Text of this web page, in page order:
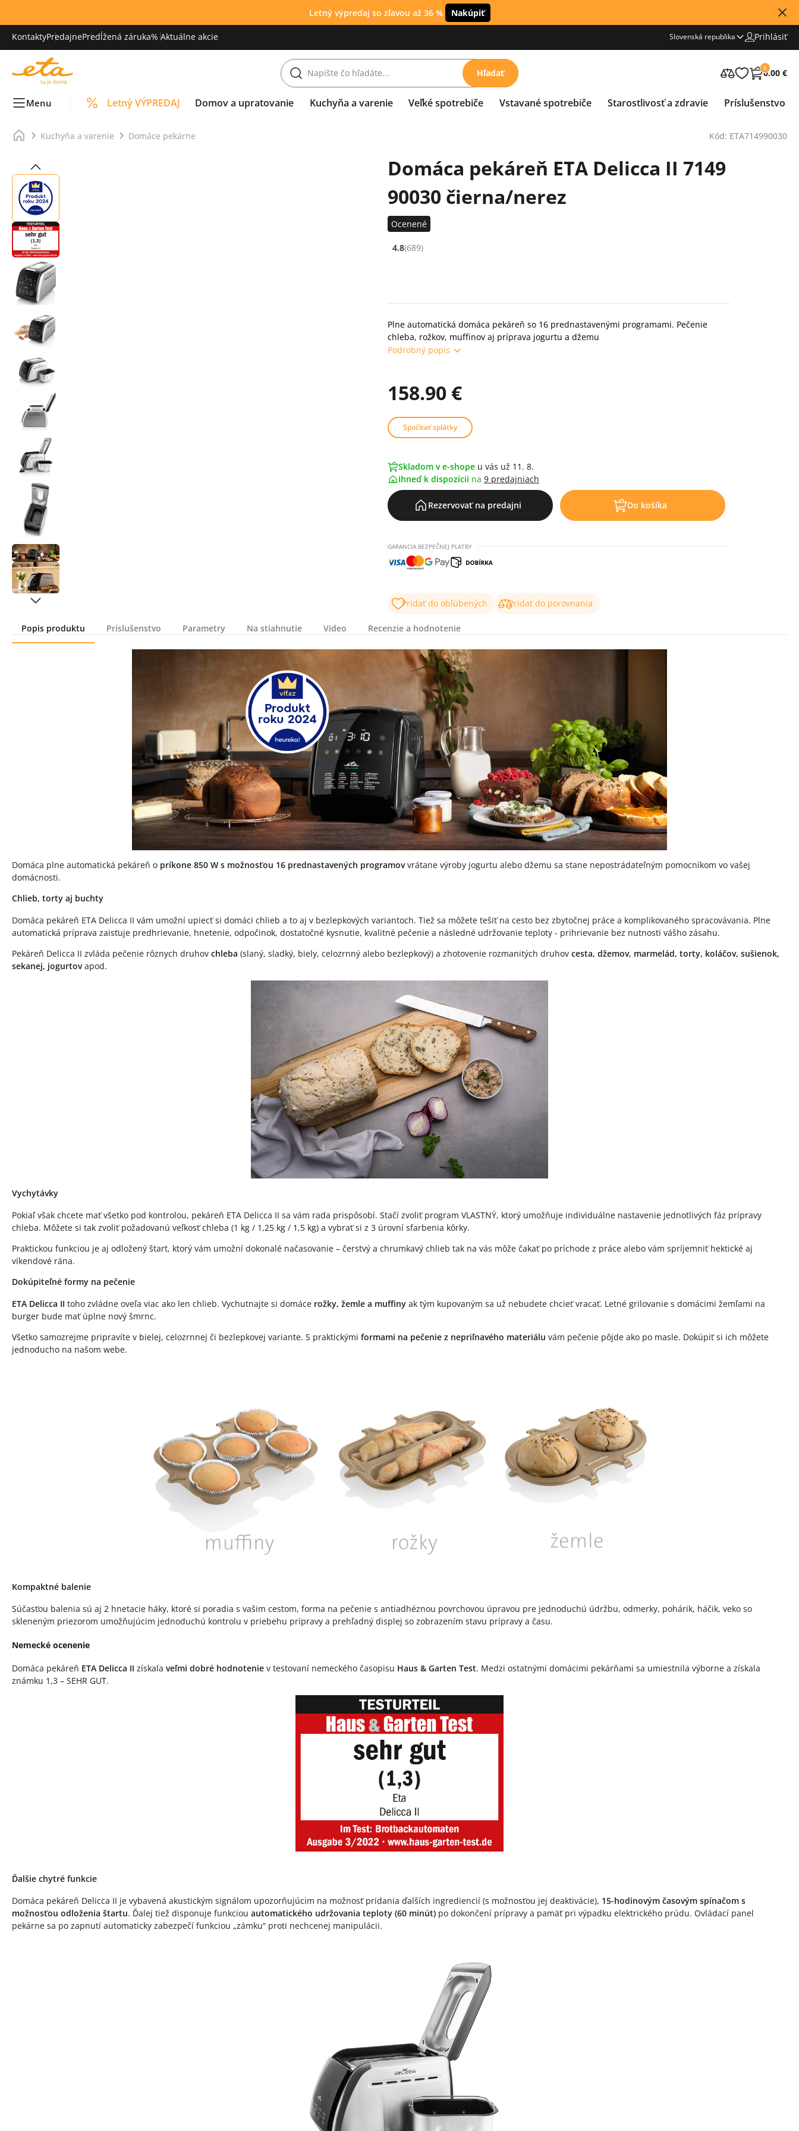
Letný výpredaj so zľavou až 36 % Nakúpiť
KontaktyPredajnePredĺžená záruka% Aktuálne akcie Slovenská republika Prihlásiť
Hľadať 0
0.00 €
Menu Letný VÝPREDAJ Domov a upratovanie Kuchyňa a varenie Veľké spotrebiče Vstavané spotrebiče Starostlivosť a zdravie Príslušenstvo
Kuchyňa a varenie Domáce pekárne Kód: ETA714990030
Domáca pekáreň ETA Delicca II 7149
90030 čierna/nerez
Ocenené
Hodnocení: 4.8 z 5 (689 recenzí)
4.8(689)
Plne automatická domáca pekáreň so 16 prednastavenými programami. Pečenie
chleba, rožkov, muffinov aj príprava jogurtu a džemu
Podrobný popis
158.90 €
Spočítať splátky
Skladom v e-shope u vás už 11. 8.
ihneď k dispozícii na 9 predajniach
Rezervovať na predajni Do košíka
GARANCIA BEZPEČNEJ PLATBY
Pridať do obľúbených Pridať do porovnania
Popis produktu Príslušenstvo Parametry Na stiahnutie Video Recenzie a hodnotenie
Domáca plne automatická pekáreň o príkone 850 W s možnosťou 16 prednastavených programovvrátane výroby jogurtu alebo džemu sa stane nepostrádateľným pomocníkom vo vašej
domácnosti.
Chlieb, torty aj buchty
Domáca pekáreň ETA Delicca II vám umožní upiecť si domáci chlieb a to aj v bezlepkových variantoch. Tiež sa môžete tešiť na cesto bez zbytočnej práce a komplikovaného spracovávania. Plne
automatická príprava zaisťuje predhrievanie, hnetenie, odpočinok, dostatočné kysnutie, kvalitné pečenie a následné udržovanie teploty - prihrievanie bez nutnosti vášho zásahu.
Pekáreň Delicca II zvláda pečenie rôznych druhov chleba (slaný, sladký, biely, celozrnný alebo bezlepkový) a zhotovenie rozmanitých druhov cesta, džemov, marmelád, torty, koláčov, sušienok,
sekanej, jogurtovapod.
Vychytávky
Pokiaľ však chcete mať všetko pod kontrolou, pekáreň ETA Delicca II sa vám rada prispôsobí. Stačí zvoliť program VLASTNÝ, ktorý umožňuje individuálne nastavenie jednotlivých fáz prípravy
chleba. Môžete si tak zvoliť požadovanú veľkosť chleba (1 kg / 1,25 kg / 1,5 kg) a vybrať si z 3 úrovní sfarbenia kôrky.
Praktickou funkciou je aj odložený štart, ktorý vám umožní dokonalé načasovanie – čerstvý a chrumkavý chlieb tak na vás môže čakať po príchode z práce alebo vám spríjemniť hektické aj
víkendové rána.
Dokúpiteľné formy na pečenie
ETA Delicca II toho zvládne oveľa viac ako len chlieb. Vychutnajte si domáce rožky, žemle a muffiny ak tým kupovaným sa už nebudete chcieť vracať. Letné grilovanie s domácimi žemľami na
burger bude mať úplne nový šmrnc.
Všetko samozrejme pripravíte v bielej, celozrnnej či bezlepkovej variante. S praktickými formami na pečenie z nepriľnavého materiálu vám pečenie pôjde ako po masle. Dokúpiť si ich môžete
jednoducho na našom webe.
Kompaktné balenie
Súčasťou balenia sú aj 2 hnetacie háky, ktoré si poradia s vašim cestom, forma na pečenie s antiadhéznou povrchovou úpravou pre jednoduchú údržbu, odmerky, pohárik, háčik, veko so
skleneným priezorom umožňujúcim jednoduchú kontrolu v priebehu prípravy a prehľadný displej so zobrazením stavu prípravy a času.
Nemecké ocenenie
Domáca pekáreň ETA Delicca II získala veľmi dobré hodnotenie v testovaní nemeckého časopisu Haus & Garten Test. Medzi ostatnými domácimi pekárňami sa umiestnila výborne a získala
známku 1,3 – SEHR GUT.
Ďalšie chytré funkcie
Domáca pekáreň Delicca II je vybavená akustickým signálom upozorňujúcim na možnosť pridania ďalších ingrediencií (s možnosťou jej deaktivácie), 15-hodinovým časovým spínačom s
možnosťou odloženia štartu. Ďalej tiež disponuje funkciou automatického udržovania teploty (60 minút) po dokončení prípravy a pamäť pri výpadku elektrického prúdu. Ovládací panel
pekárne sa po zapnutí automaticky zabezpečí funkciou „zámku“ proti nechcenej manipulácii.